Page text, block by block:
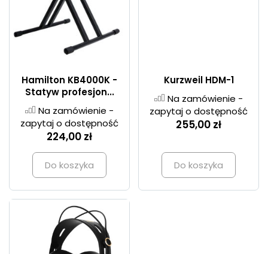
Hamilton KB4000K -
Statyw profesjon...
Na zamówienie -
zapytaj o dostępność
224,00 zł
Do koszyka
Kurzweil HDM-1
Na zamówienie -
zapytaj o dostępność
255,00 zł
Do koszyka